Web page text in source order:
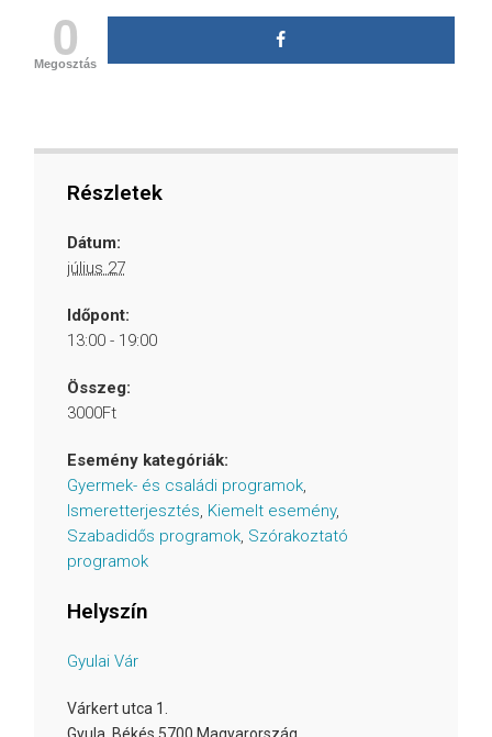
0
Megosztás
Részletek
Dátum:
július 27
Időpont:
13:00 - 19:00
Összeg:
3000Ft
Esemény kategóriák:
Gyermek- és családi programok,
Ismeretterjesztés, Kiemelt esemény,
Szabadidős programok, Szórakoztató
programok
Helyszín
Gyulai Vár
Várkert utca 1.